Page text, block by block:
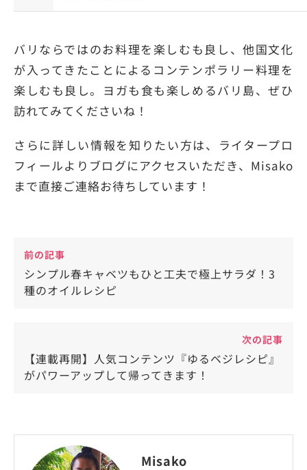
バリならではのお料理を楽しむも良し、他国文化
が入ってきたことによるコンテンポラリー料理を
楽しむも良し。ヨガも食も楽しめるバリ島、ぜひ
訪れてみてくださいね！
さらに詳しい情報を知りたい方は、ライタープロ
フィールよりブログにアクセスいただき、Misako
まで直接ご連絡お待ちしています！
前の記事
シンプル春キャベツもひと工夫で極上サラダ！3
種のオイルレシピ
次の記事
【連載再開】人気コンテンツ『ゆるベジレシピ』
がパワーアップして帰ってきます！
Misako